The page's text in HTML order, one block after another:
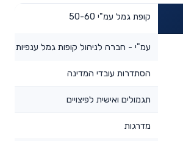
קופת גמל עמ"י 50-60
עמ"י - חברה לניהול קופות גמל ענפיות
הסתדרות עובדי המדינה
תגמולים ואישית לפיצויים
מדרגות